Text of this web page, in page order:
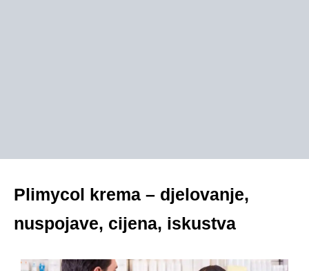
Plimycol krema – djelovanje,
nuspojave, cijena, iskustva